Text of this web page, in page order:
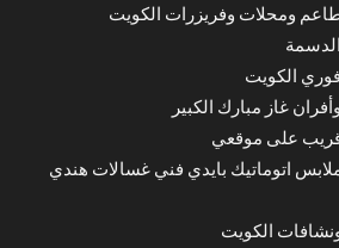
ومحلات وفريزرات الكويت
الكويت
غاز مبارك الكبير
على موقعي
اتوماتيك بايدي فني غسالات هندي
الكويت